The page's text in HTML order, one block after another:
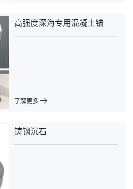
高强度深海专用混凝土锚
了解更多
铸钢沉石